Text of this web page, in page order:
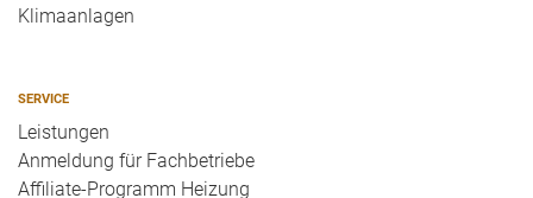
Klimaanlagen
SERVICE
Leistungen
Anmeldung für Fachbetriebe
Affiliate-Programm Heizung